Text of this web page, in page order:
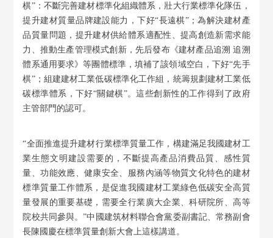
棋”：不斷完善建材標準化組織體系，壯大行業標準化隊伍，
提升建材質量品牌建設能力，下好“長遠棋”；為解決建材產
品質量問題，提升建材供給體系適配性、提高創造新需求能
力、推動生產管理模式創新，先后發布《建材產品追溯 追溯
體系通用要求》等團體標準，填補了該領域空白，下好“先手
棋”；組建建材工業低碳標準化工作組，統籌規劃建材工業低
碳標準體系，下好“關鍵棋”。這些創新性的工作得到了政府
主管部門的認可。
“全面推進提升建材行業標準質量工作，構建滿足我國建材工
業生態文明建設需要的，不斷提高產品消費品質、感性質
量、功能效應、健康安全、服務內涵等物質文化特色的建材
標準質量工作體系，是促進我國建材工業綠色低碳安全高質
量發展的重要基礎，需要全行業廣大企業、科研院所、高等
院校共同參與。”中國建筑材料聯合會黨委副書記、常務副會
長陳國慶在標準質量創新大會上這樣講道。